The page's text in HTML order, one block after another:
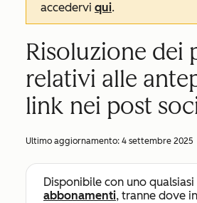
accedervi qui.
Risoluzione dei
relativi alle
link nei post
Ultimo aggiornamento: 4 settembre 2025
Disponibile con uno
abbonamenti, tranne dove